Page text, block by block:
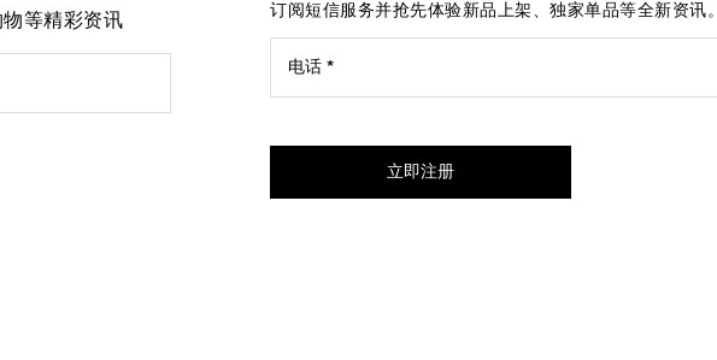
等精彩资讯
订阅短信服务并抢先体验新品上架、独家单品等全新资讯。
电话 *
立即注册